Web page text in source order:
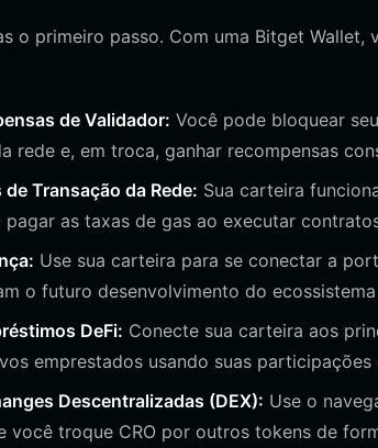
o primeiro passo. Com uma Bitget
de Validador: Você pode bloquear
rede e, em troca, ganhar recompensas
Transação da Rede: Sua carteira
pagar as taxas de gas ao executar
Use sua carteira para se conectar a
o futuro desenvolvimento do
DeFi: Conecte sua carteira aos
emprestados usando suas participações
Descentralizadas (DEX): Use o
você troque CRO por outros tokens de